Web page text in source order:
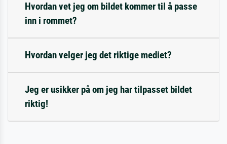
Hvordan vet jeg om bildet kommer til å passe
inn i rommet?
Hvordan velger jeg det riktige mediet?
Jeg er usikker på om jeg har tilpasset bildet
riktig!